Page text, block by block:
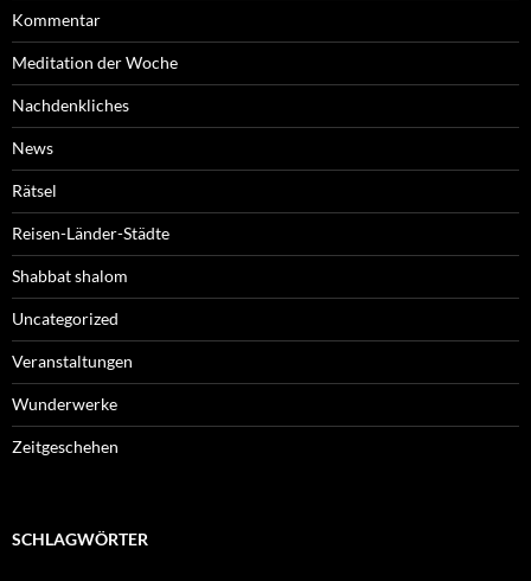
Kommentar
Meditation der Woche
Nachdenkliches
News
Rätsel
Reisen-Länder-Städte
Shabbat shalom
Uncategorized
Veranstaltungen
Wunderwerke
Zeitgeschehen
SCHLAGWÖRTER